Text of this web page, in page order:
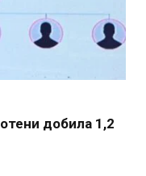
добила 1,2